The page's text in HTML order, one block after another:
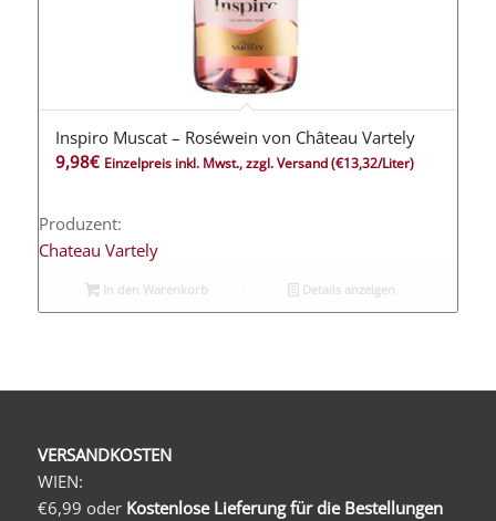
Inspiro Muscat – Roséwein von Château Vartely
9,98€ Einzelpreis inkl. Mwst., zzgl. Versand(€13,32/Liter)
Produzent:
Chateau Vartely
In den Warenkorb Details anzeigen
VERSANDKOSTEN
WIEN:
€6,99 oder Kostenlose Lieferung für die Bestellungen